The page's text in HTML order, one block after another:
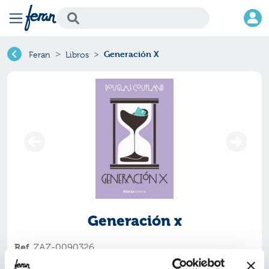
Feran Libros Generación X
Generación x
Ref. ZAZ-0090326
ISBN: